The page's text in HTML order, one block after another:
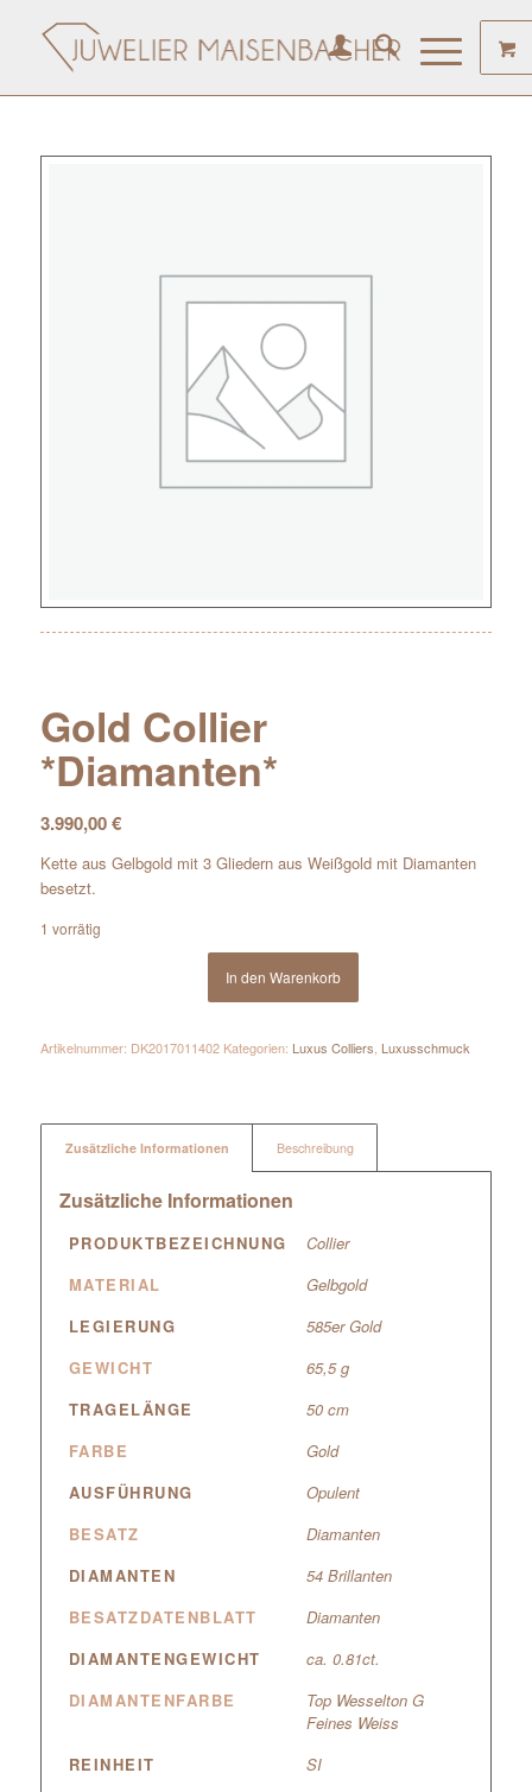
Gold Collier
*Diamanten*
3.990,00€
Kette aus Gelbgold mit 3 Gliedern aus Weißgold mit Diamanten
besetzt.
1 vorrätig
In den Warenkorb
Artikelnummer: DK2017011402 Kategorien: Luxus Colliers Luxusschmuck
Zusätzliche Informationen Beschreibung
Zusätzliche Informationen
PRODUKTBEZEICHNUNG
Collier
MATERIAL
Gelbgold
LEGIERUNG
585er Gold
GEWICHT
65,5 g
TRAGELÄNGE
50 cm
FARBE
Gold
AUSFÜHRUNG
Opulent
BESATZ
Diamanten
DIAMANTEN
54 Brillanten
BESATZDATENBLATT
Diamanten
DIAMANTENGEWICHT
ca. 0.81ct.
DIAMANTENFARBE
Top Wesselton G
Feines Weiss
REINHEIT
SI